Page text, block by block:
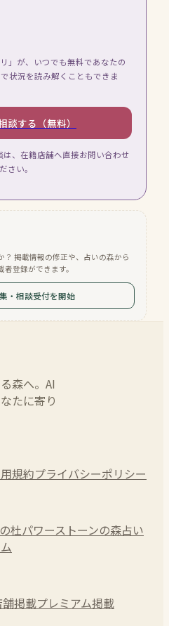
」が、いつでも無料であなたの
状況を読み解くこともできま
談する（無料）
、在籍店舗へ直接お問い合わせ
さい。
？ 掲載情報の修正や、占いの森から
登録ができます。
・相談受付を開始
森へ。AI
たに寄り
規約プライバシーポリシー
杜パワーストーンの森占い
舗掲載プレミアム掲載